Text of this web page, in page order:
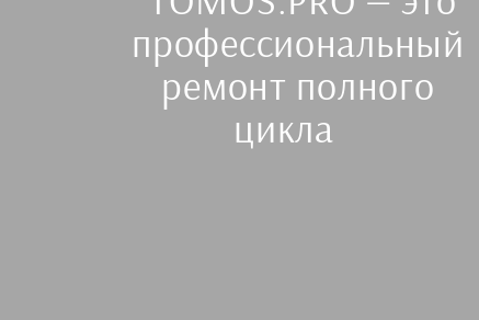
профессиональный
ремонт полного
цикла